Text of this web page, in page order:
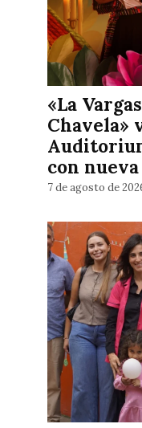
«La
Chavela»
con
7 de agosto de